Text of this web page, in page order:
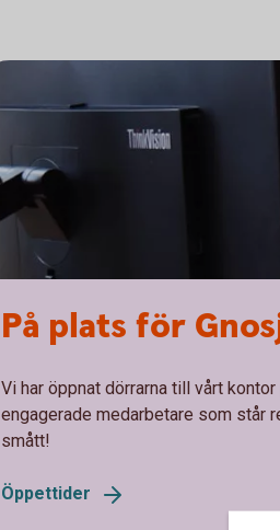
På plats för
Vi har öppnat dörrarna till vårt
engagerade medarbetare som står
smått!
Öppettider